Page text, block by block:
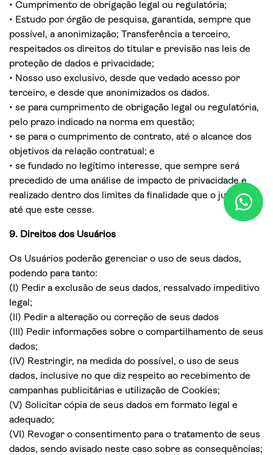
• Cumprimento de obrigação legal ou regulatória;
• Estudo por órgão de pesquisa, garantida, sempre que
possível, a anonimização; Transferência a terceiro,
respeitados os direitos do titular e previsão nas leis de
proteção de dados e privacidade;
• Nosso uso exclusivo, desde que vedado acesso por
terceiro, e desde que anonimizados os dados.
• se para cumprimento de obrigação legal ou regulatória,
pelo prazo indicado na norma em questão;
• se para o cumprimento de contrato, até o alcance dos
objetivos da relação contratual; e
• se fundado no legítimo interesse, que sempre será
precedido de uma análise de impacto de privacidade e
realizado dentro dos limites da finalidade que o justifica,
até que este cesse.
9. Direitos dos Usuários
Os Usuários poderão gerenciar o uso de seus dados,
podendo para tanto:
(I) Pedir a exclusão de seus dados, ressalvado impeditivo
legal;
(II) Pedir a alteração ou correção de seus dados
(III) Pedir informações sobre o compartilhamento de seus
dados;
(IV) Restringir, na medida do possível, o uso de seus
dados, inclusive no que diz respeito ao recebimento de
campanhas publicitárias e utilização de Cookies;
(V) Solicitar cópia de seus dados em formato legal e
adequado;
(VI) Revogar o consentimento para o tratamento de seus
dados, sendo avisado neste caso sobre as consequências;